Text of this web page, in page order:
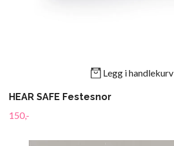
Legg i handlekurv
HEAR SAFE Festesnor
150,-